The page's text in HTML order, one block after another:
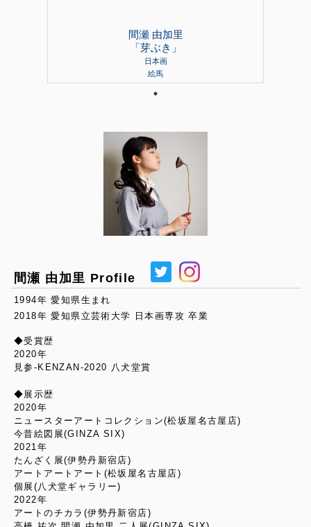
間瀬 由加里
「芽ぶき」
日本画
絵馬
間瀬 由加里 Profile
1994年 愛知県生まれ
2018年 愛知県立芸術大学 日本画専攻 卒業
◆受賞歴
2020年
見参-KENZAN-2020 八犬堂賞
◆展示歴
2020年
ニュースターアートコレクション(松坂屋名古屋店)
今昔絵図展(GINZA SIX)
2021年
たんざく展(伊勢丹新宿店)
アートアートアート(松坂屋名古屋店)
個展(八犬堂ギャラリー)
2022年
アートのチカラ(伊勢丹新宿店)